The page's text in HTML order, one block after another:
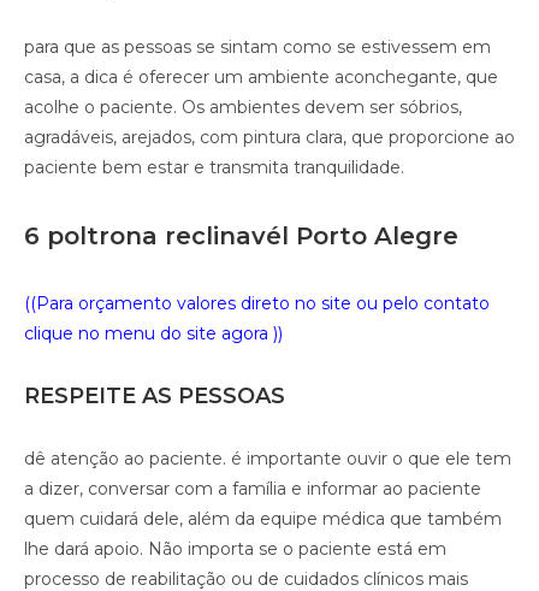
para que as pessoas se sintam como se estivessem em
casa, a dica é oferecer um ambiente aconchegante, que
acolhe o paciente. Os ambientes devem ser sóbrios,
agradáveis, arejados, com pintura clara, que proporcione ao
paciente bem estar e transmita tranquilidade.
6 poltrona reclinavél Porto Alegre
((Para orçamento valores direto no site ou pelo contato
clique no menu do site agora ))
RESPEITE AS PESSOAS
dê atenção ao paciente. é importante ouvir o que ele tem
a dizer, conversar com a família e informar ao paciente
quem cuidará dele, além da equipe médica que também
lhe dará apoio. Não importa se o paciente está em
processo de reabilitação ou de cuidados clínicos mais